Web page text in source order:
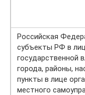
Российская
субъекты РФ в
государственной
города, районы,
пункты в лице
местного